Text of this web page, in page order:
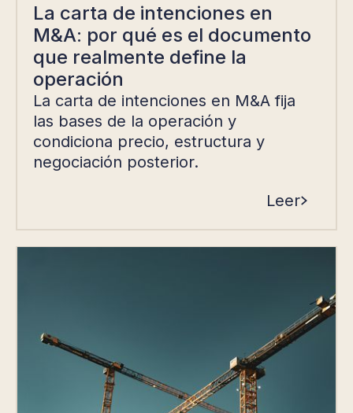
La carta de intenciones en
M&A: por qué es el documento
que realmente define la
operación
La carta de intenciones en M&A fija
las bases de la operación y
condiciona precio, estructura y
negociación posterior.
Leer